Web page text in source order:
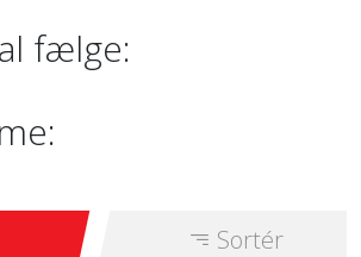
fælge:
Sortér